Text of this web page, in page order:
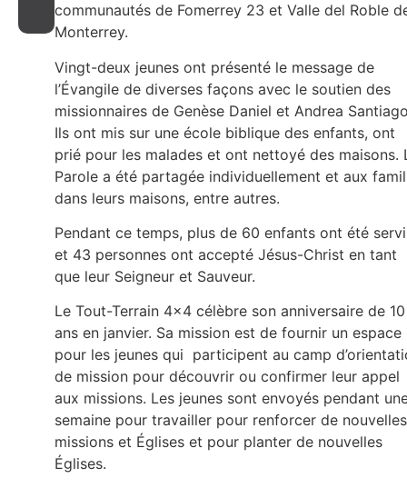
communautés de Fomerrey 23 et Valle del Roble
Monterrey.
Vingt-deux jeunes ont présenté le message de
l’Évangile de diverses façons avec le soutien des
missionnaires de Genèse Daniel et Andrea
Ils ont mis sur une école biblique des enfants, ont
prié pour les malades et ont nettoyé des maisons.
Parole a été partagée individuellement et aux
dans leurs maisons, entre autres.
Pendant ce temps, plus de 60 enfants ont été
et 43 personnes ont accepté Jésus-Christ en tant
que leur Seigneur et Sauveur.
Le Tout-Terrain 4×4 célèbre son anniversaire de 10
ans en janvier. Sa mission est de fournir un espace
pour les jeunes qui participent au camp
de mission pour découvrir ou confirmer leur appel
aux missions. Les jeunes sont envoyés pendant
semaine pour travailler pour renforcer de nouvelles
missions et Églises et pour planter de nouvelles
Églises.